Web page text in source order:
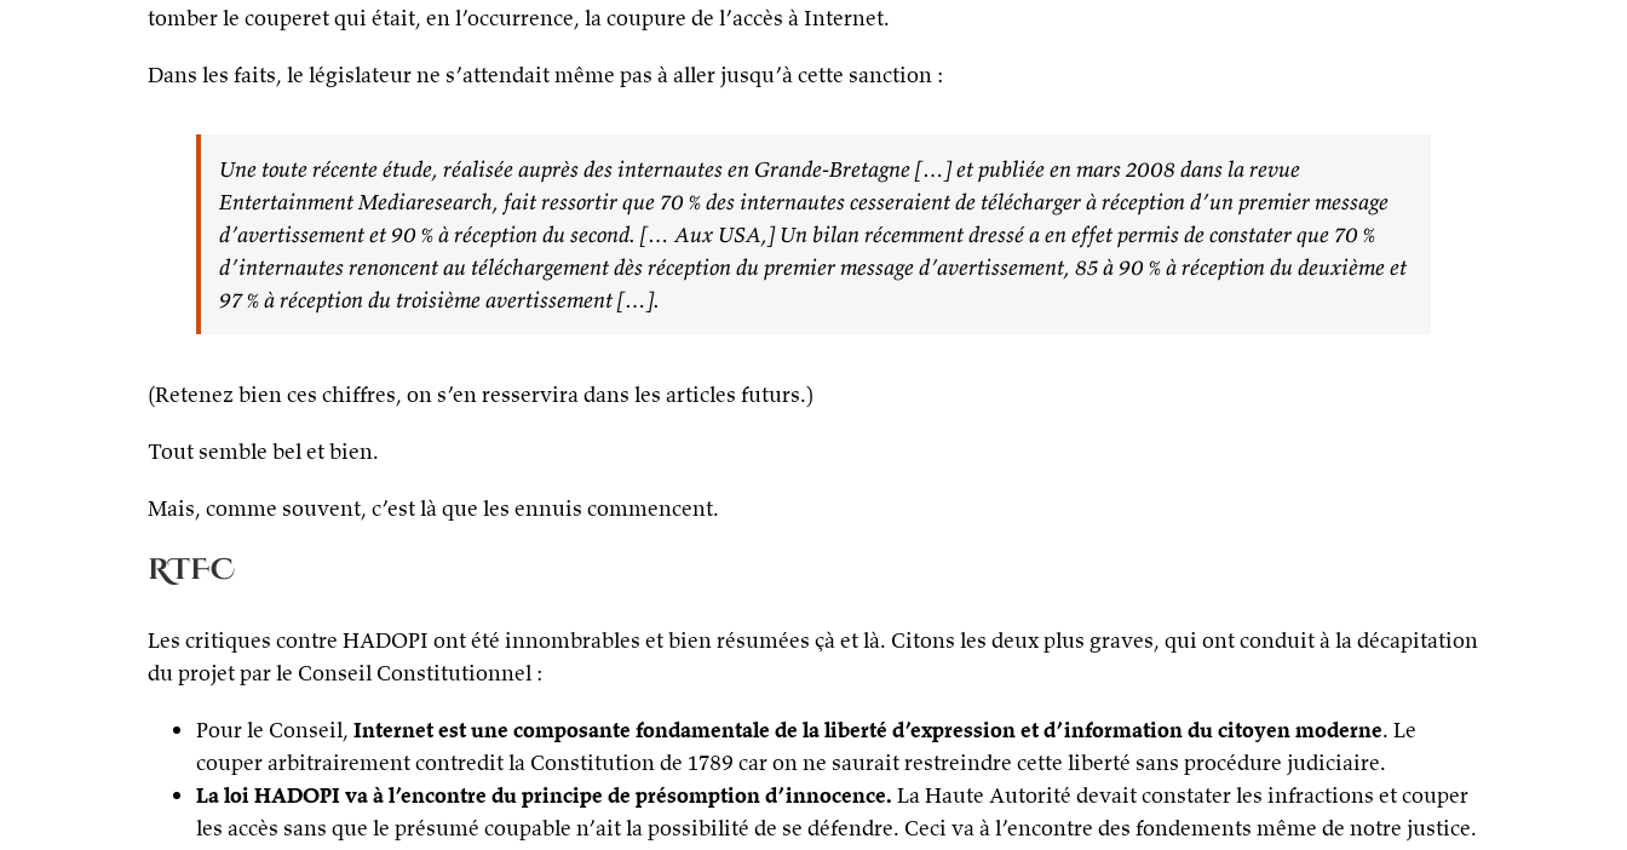
tomber le couperet qui était, en l’occurrence, la coupure de l’accès à Internet.
Dans les faits, le législateur ne s’attendait même pas à aller jusqu’à cette sanction :
Une toute récente étude, réalisée auprès des internautes en Grande-Bretagne […] et publiée en mars 2008 dans la revue
Entertainment Mediaresearch, fait ressortir que 70 % des internautes cesseraient de télécharger à réception d’un premier message
d’avertissement et 90 % à réception du second. [… Aux USA,] Un bilan récemment dressé a en effet permis de constater que 70 %
d’internautes renoncent au téléchargement dès réception du premier message d’avertissement, 85 à 90 % à réception du deuxième et
97 % à réception du troisième avertissement […].
(Retenez bien ces chiffres, on s’en resservira dans les articles futurs.)
Tout semble bel et bien.
Mais, comme souvent, c’est là que les ennuis commencent.
RTFC
Les critiques contre HADOPI ont été innombrables et bien résumées çà et là. Citons les deux plus graves, qui ont conduit à la décapitation
du projet par le Conseil Constitutionnel :
Pour le Conseil, Internet est une composante fondamentale de la liberté d’expression et d’information du citoyen moderne. Le
couper arbitrairement contredit la Constitution de 1789 car on ne saurait restreindre cette liberté sans procédure judiciaire.
La loi HADOPI va à l’encontre du principe de présomption d’innocence. La Haute Autorité devait constater les infractions et couper
les accès sans que le présumé coupable n’ait la possibilité de se défendre. Ceci va à l’encontre des fondements même de notre justice.